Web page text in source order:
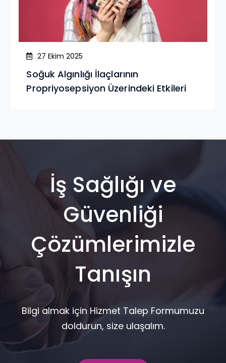
27 Ekim 2025
Soğuk Algınlığı İlaçlarının
Propriyosepsiyon Üzerindeki Etkileri
İş Sağlığı ve
Güvenliği
Çözümlerimizle
Tanışın
Bilgi almak için Hizmet Talep Formumuzu
doldurun, size ulaşalım.